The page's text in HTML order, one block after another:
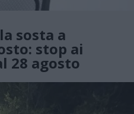
sosta a
stop ai
28 agosto